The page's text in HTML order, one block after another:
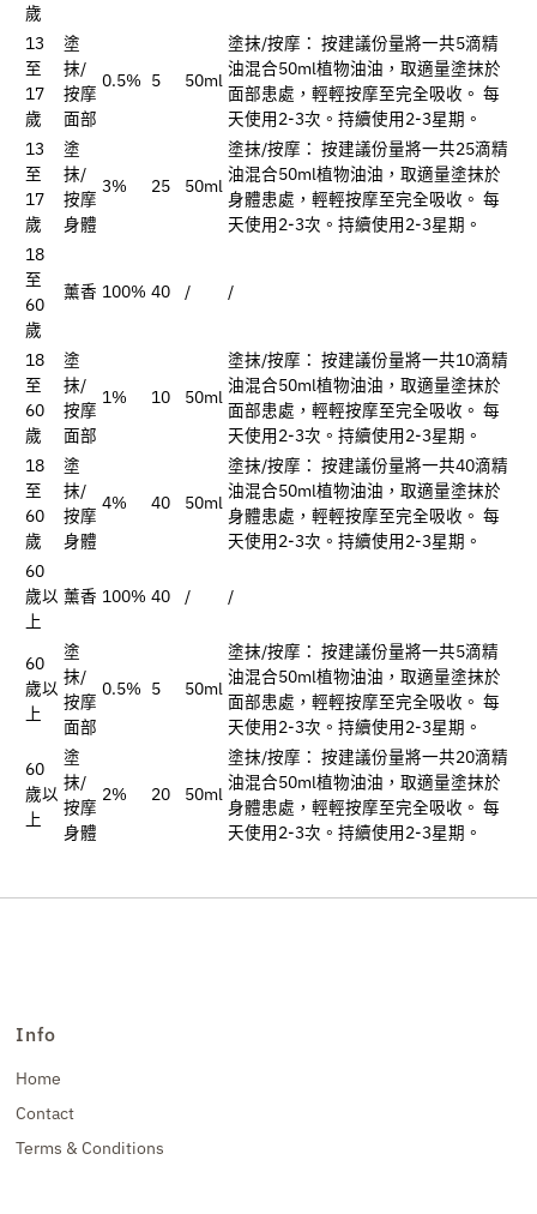
歲
13
至
17
歲
塗
抹/
按摩
面部
0.5% 5 50ml
塗抹/按摩： 按建議份量將一共5滴精
油混合50ml植物油油，取適量塗抹於
面部患處，輕輕按摩至完全吸收。 每
天使用2-3次。持續使用2-3星期。
13
至
17
歲
塗
抹/
按摩
身體
3% 25 50ml
塗抹/按摩： 按建議份量將一共25滴精
油混合50ml植物油油，取適量塗抹於
身體患處，輕輕按摩至完全吸收。 每
天使用2-3次。持續使用2-3星期。
18
至
60
歲
薰香 100% 40 / /
18
至
60
歲
塗
抹/
按摩
面部
1% 10 50ml
塗抹/按摩： 按建議份量將一共10滴精
油混合50ml植物油油，取適量塗抹於
面部患處，輕輕按摩至完全吸收。 每
天使用2-3次。持續使用2-3星期。
18
至
60
歲
塗
抹/
按摩
身體
4% 40 50ml
塗抹/按摩： 按建議份量將一共40滴精
油混合50ml植物油油，取適量塗抹於
身體患處，輕輕按摩至完全吸收。 每
天使用2-3次。持續使用2-3星期。
60
歲以
上
薰香 100% 40 / /
60
歲以
上
塗
抹/
按摩
面部
0.5% 5 50ml
塗抹/按摩： 按建議份量將一共5滴精
油混合50ml植物油油，取適量塗抹於
面部患處，輕輕按摩至完全吸收。 每
天使用2-3次。持續使用2-3星期。
60
歲以
上
塗
抹/
按摩
身體
2% 20 50ml
塗抹/按摩： 按建議份量將一共20滴精
油混合50ml植物油油，取適量塗抹於
身體患處，輕輕按摩至完全吸收。 每
天使用2-3次。持續使用2-3星期。
Info
Home
Contact
Terms & Conditions